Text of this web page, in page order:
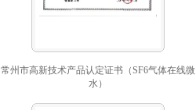
常州市高新技术产品认定证书（SF6气体在线微
水）